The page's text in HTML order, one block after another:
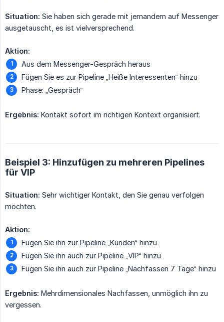
Situation: Sie haben sich gerade mit jemandem auf Messenger
ausgetauscht, es ist vielversprechend.
Aktion:
Aus dem Messenger-Gespräch heraus
Fügen Sie es zur Pipeline „Heiße Interessenten“ hinzu
Phase: „Gespräch“
Ergebnis: Kontakt sofort im richtigen Kontext organisiert.
Beispiel 3: Hinzufügen zu mehreren Pipelines
für VIP
Situation: Sehr wichtiger Kontakt, den Sie genau verfolgen
möchten.
Aktion:
Fügen Sie ihn zur Pipeline „Kunden“ hinzu
Fügen Sie ihn auch zur Pipeline „VIP“ hinzu
Fügen Sie ihn auch zur Pipeline „Nachfassen 7 Tage“ hinzu
Ergebnis: Mehrdimensionales Nachfassen, unmöglich ihn zu
vergessen.